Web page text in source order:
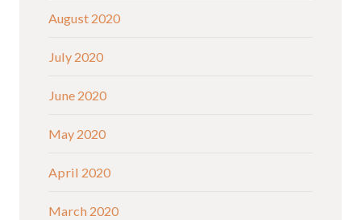
August 2020
July 2020
June 2020
May 2020
April 2020
March 2020